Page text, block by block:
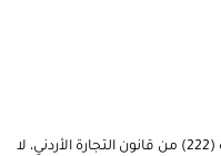
السند الذي يخلو من إحدى البيانات في المادة (222) من قانون التجارة الأردني، لا